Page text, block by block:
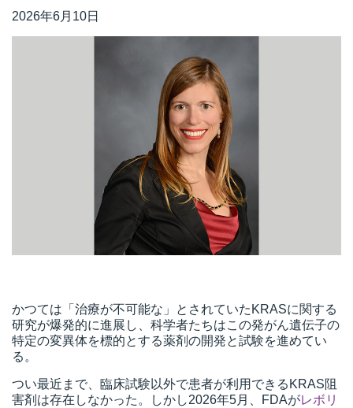
2026年6月10日
かつては「治療が不可能な」とされていたKRASに関する
研究が爆発的に進展し、科学者たちはこの発がん遺伝子の
特定の変異体を標的とする薬剤の開発と試験を進めてい
る。
つい最近まで、臨床試験以外で患者が利用できるKRAS阻
害剤は存在しなかった。しかし2026年5月、FDAがレボリ